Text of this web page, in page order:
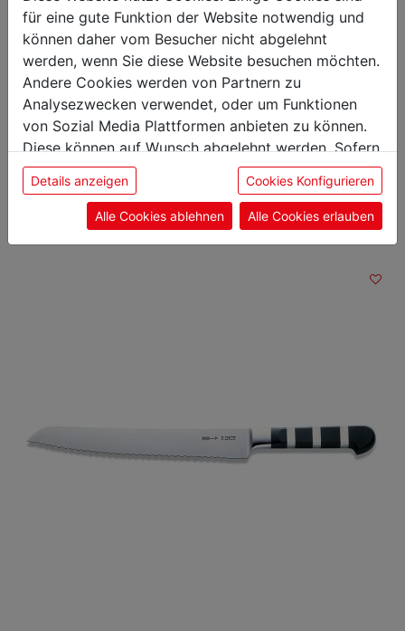
Höhe: 3,90 cm
Gewicht: 0,28 kg
Klingenlänge: 26 cm
Das könnte Sie auch
interessieren
für eine gute Funktion der Website notwendig und
können daher vom Besucher nicht abgelehnt
werden, wenn Sie diese Website besuchen möchten.
Andere Cookies werden von Partnern zu
Analysezwecken verwendet, oder um Funktionen
von Sozial Media Plattformen anbieten zu können.
Diese können auf Wunsch abgelehnt werden. Sofern
sie unsere Webseite weiter nutzen, geben Sie
Einwilligung zu unseren Cookies.
Details anzeigen Cookies Konfigurieren
Alle Cookies ablehnen Alle Cookies erlauben